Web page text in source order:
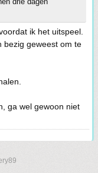
ik het uitspeel.
bezig geweest om te
ga wel gewoon niet